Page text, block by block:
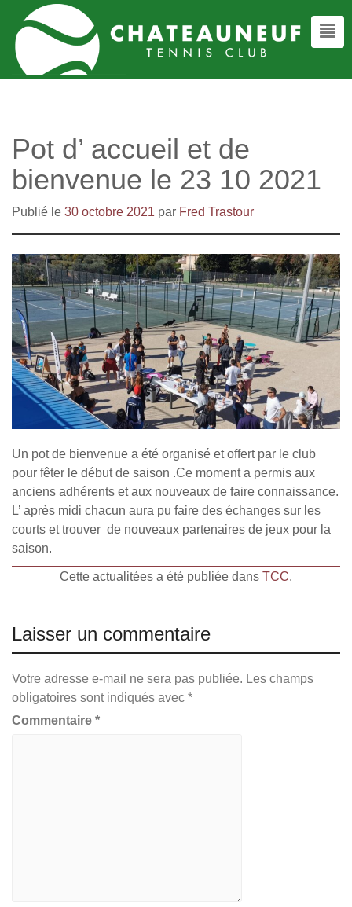
Pot d’ accueil et de
bienvenue le 23 10 2021
Publié le 30 octobre 2021 par Fred Trastour
Un pot de bienvenue a été organisé et offert par le club
pour fêter le début de saison .Ce moment a permis aux
anciens adhérents et aux nouveaux de faire connaissance.
L’ après midi chacun aura pu faire des échanges sur les
courts et trouver de nouveaux partenaires de jeux pour la
saison.
Cette actualitées a été publiée dans TCC.
Laisser un commentaire
Votre adresse e-mail ne sera pas publiée. Les champs
obligatoires sont indiqués avec *
Commentaire *